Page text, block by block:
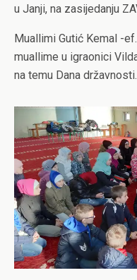
u Janji, na zasijedanju
Muallimi Gutić Kemal -
muallime u igraonici
na temu Dana državnosti.